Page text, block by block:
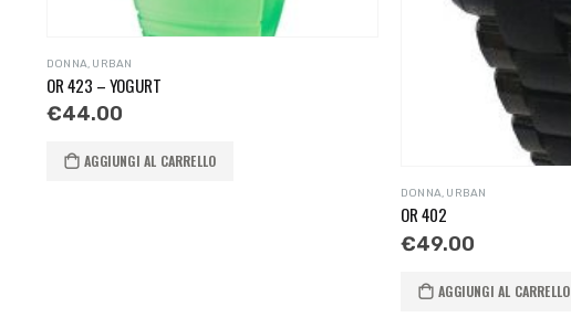
DONNA, URBAN
OR 423 – YOGURT
€44.00
AGGIUNGI AL CARRELLO
DONNA, URBAN
OR 402
€49.00
AGGIUNGI AL CARRELLO